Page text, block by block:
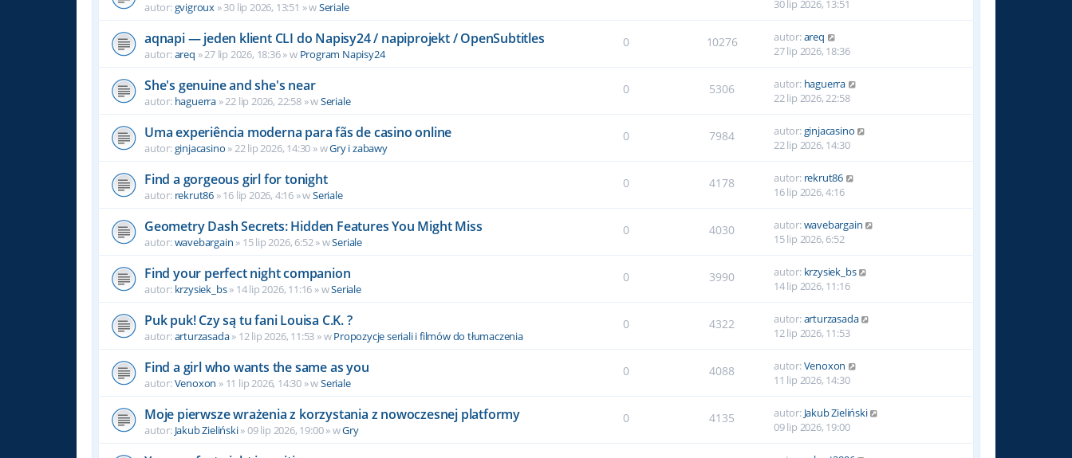
autor:gvigroux » 30 lip 2026, 13:51 » wSeriale
30 lip 2026, 13:51
aqnapi — jeden klient CLI do Napisy24 / napiprojekt / OpenSubtitles
autor:areq » 27 lip 2026, 18:36 » w Program Napisy24
0 10276 autor:areq
27 lip 2026, 18:36
She's genuine and she's near
autor: haguerra » 22 lip 2026, 22:58 » wSeriale
0 5306 autor: haguerra
22 lip 2026, 22:58
Uma experiência moderna para fãs de casino online
autor:ginjacasino » 22 lip 2026, 14:30 » wGry i zabawy
0 7984 autor:ginjacasino
22 lip 2026, 14:30
Find a gorgeous girl for tonight
autor: rekrut86 » 16 lip 2026, 4:16 » wSeriale
0 4178 autor: rekrut86
16 lip 2026, 4:16
Geometry Dash Secrets: Hidden Features You Might Miss
autor:wavebargain » 15 lip 2026, 6:52 » wSeriale
0 4030 autor:wavebargain
15 lip 2026, 6:52
Find your perfect night companion
autor: krzysiek_bs» 14 lip 2026, 11:16 » wSeriale
0 3990 autor: krzysiek_bs
14 lip 2026, 11:16
Puk puk! Czy są tu fani Louisa C.K. ?
autor:arturzasada» 12 lip 2026, 11:53 » wPropozycje seriali i filmów do tłumaczenia
0 4322 autor:arturzasada
12 lip 2026, 11:53
Find a girl who wants the same as you
autor:Venoxon » 11 lip 2026, 14:30 » wSeriale
0 4088 autor:Venoxon
11 lip 2026, 14:30
Moje pierwsze wrażenia z korzystania z nowoczesnej platformy
autor: Jakub Zieliński» 09 lip 2026, 19:00 » wGry
0 4135 autor: Jakub Zieliński
09 lip 2026, 19:00